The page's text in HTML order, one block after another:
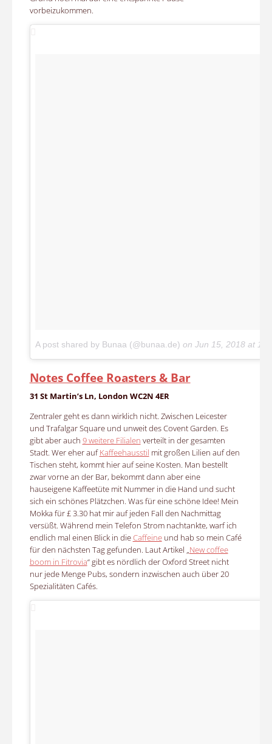
vorbeizukommen.
A post shared by Bunaa (@bunaa.de) on Jun 15, 2018 at
Notes Coffee Roasters & Bar
31 St Martin’s Ln, London WC2N 4ER
Zentraler geht es dann wirklich nicht. Zwischen Leicester
und Trafalgar Square und unweit des Covent Garden. Es
gibt aber auch 9 weitere Filialen verteilt in der gesamten
Stadt. Wer eher aufKaffeehausstil mit großen Lilien auf den
Tischen steht, kommt hier auf seine Kosten. Man bestellt
zwar vorne an der Bar, bekommt dann aber eine
hauseigene Kaffeetüte mit Nummer in die Hand und sucht
sich ein schönes Plätzchen. Was für eine schöne Idee! Mein
Mokka für £ 3.30 hat mir auf jeden Fall den Nachmittag
versüßt. Während mein Telefon Strom nachtankte, warf ich
endlich mal einen Blick in dieCaffeineund hab so mein Café
für den nächsten Tag gefunden. Laut Artikel „New coffee
boom in Fitrovia“ gibt es nördlich der Oxford Street nicht
nur jede Menge Pubs, sondern inzwischen auch über 20
Spezialitäten Cafés.